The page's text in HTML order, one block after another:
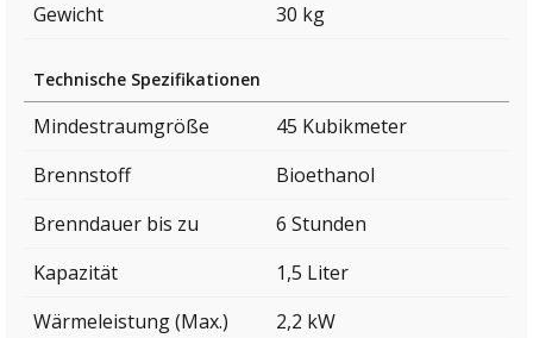
Gewicht
30 kg
Technische Spezifikationen
Mindestraumgröße
45 Kubikmeter
Brennstoff
Bioethanol
Brenndauer bis zu
6 Stunden
Kapazität
1,5 Liter
Wärmeleistung (Max.)
2,2 kW